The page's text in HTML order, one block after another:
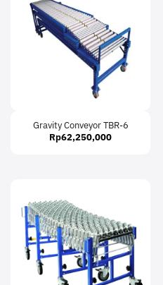
Gravity Conveyor TBR-6
Rp62,250,000